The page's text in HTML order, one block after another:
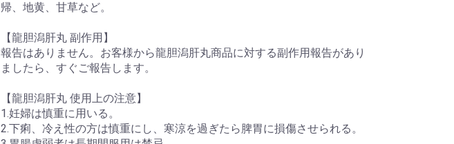
帰、地黄、甘草など。
【龍胆潟肝丸 副作用】
報告はありません。お客様から龍胆潟肝丸商品に対する副作用報告があり
ましたら、すぐご報告します。
【龍胆潟肝丸 使用上の注意】
1.妊婦は慎重に用いる。
2.下痢、冷え性の方は慎重にし、寒涼を過ぎたら脾胃に損傷させられる。